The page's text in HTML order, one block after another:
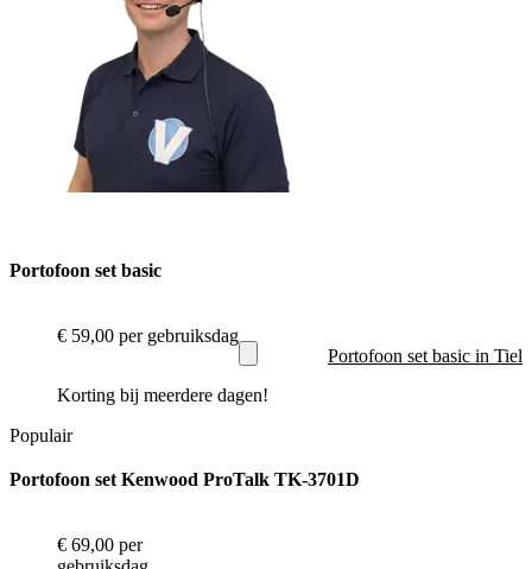
Portofoon set basic
€ 59,00 per gebruiksdag
Korting bij meerdere dagen!
Portofoon set basic in Tiel
Portofoon set Kenwood ProTalk TK-3701D
€ 69,00 per
Populair